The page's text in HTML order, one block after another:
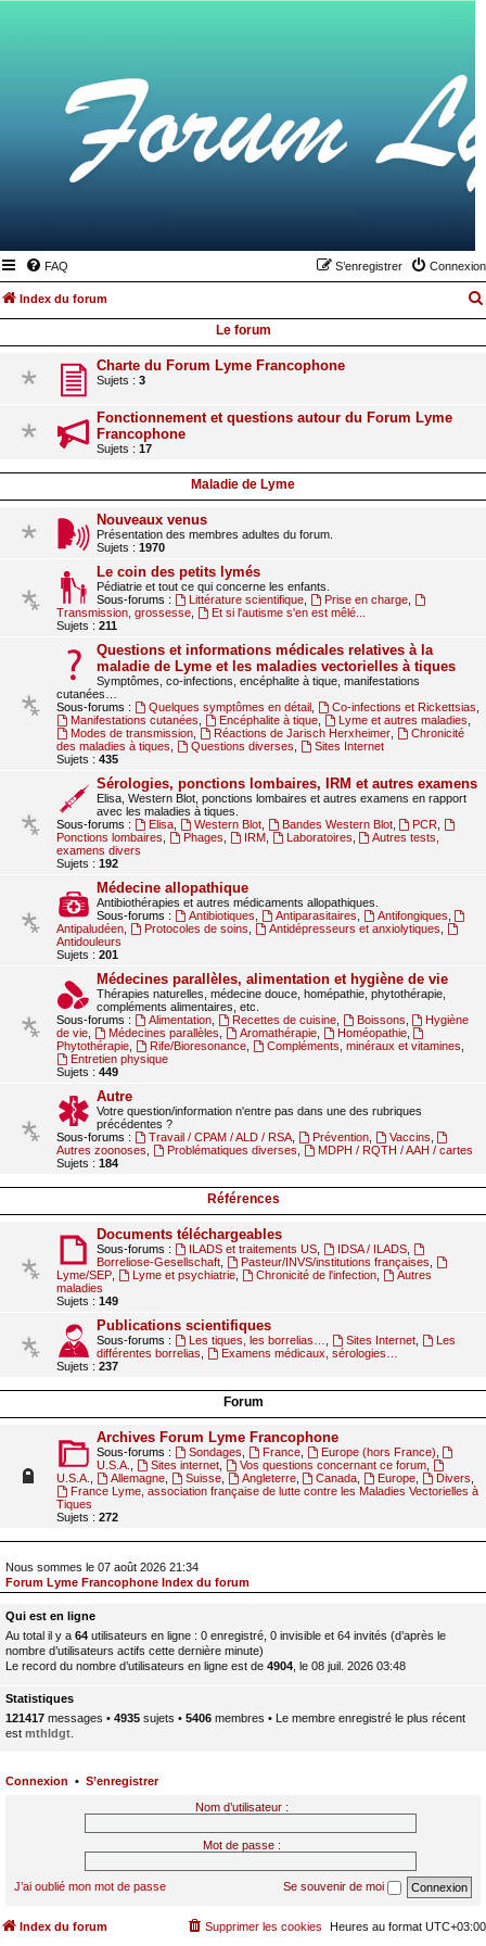
FAQ Connexion
S’enregistrer
Index du forum
Le forum
Charte du Forum Lyme Francophone
Sujets : 3
Fonctionnement et questions autour du Forum Lyme
Francophone
Sujets : 17
Maladie de Lyme
Nouveaux venus
Présentation des membres adultes du forum.
Sujets : 1970
Le coin des petits lymés
Pédiatrie et tout ce qui concerne les enfants.
Sous-forums :
Littérature scientifique, Prise en charge,
Transmission, grossesse
Et si l'autisme s'en est mêlé...
Sujets : 211
Questions et informations médicales relatives à la
maladie de Lyme et les maladies vectorielles à tiques
Symptômes, co-infections, encéphalite à tique, manifestations
cutanées…
Sous-forums :
Quelques symptômes en détail, Co-infections et Rickettsias
Manifestations cutanées
Encéphalite à tique, Lyme et autres maladies
Modes de transmission, Réactions de Jarisch Herxheimer,
Chronicité
des maladies à tiques
Questions diverses
Sites Internet
Sujets : 435
Sérologies, ponctions lombaires, IRM et autres examens
Elisa, Western Blot, ponctions lombaires et autres examens en rapport
avec les maladies à tiques.
Sous-forums :
Elisa, Western Blot, Bandes Western Blot, PCR
Ponctions lombaires
Phages IRM, Laboratoires
Autres tests,
examens divers
Sujets : 192
Médecine allopathique
Antibiothérapies et autres médicaments allopathiques.
Sous-forums :
Antibiotiques Antiparasitaires Antifongiques
Antipaludéen
Protocoles de soins Antidépresseurs et anxiolytiques
Antidouleurs
Sujets : 201
Médecines parallèles, alimentation et hygiène de vie
Thérapies naturelles, médecine douce, homépathie, phytothérapie,
compléments alimentaires, etc.
Sous-forums :
Alimentation, Recettes de cuisine, Boissons
Hygiène
de vie
Médecines parallèles Aromathérapie, Homéopathie,
Phytothérapie
Rife/Bioresonance, Compléments, minéraux et vitamines
Entretien physique
Sujets : 449
Autre
Votre question/information n'entre pas dans une des rubriques
précédentes ?
Sous-forums :
Travail / CPAM / ALD / RSA, Prévention, Vaccins
Autres zoonoses
Problématiques diverses
MDPH / RQTH / AAH / cartes
Sujets : 184
Références
Documents téléchargeables
Sous-forums : ILADS et traitements US, IDSA / ILADS,
Borreliose-Gesellschaft
Pasteur/INVS/institutions françaises
Lyme/SEP
Lyme et psychiatrie, Chronicité de l'infection,
Autres
maladies
Sujets : 149
Publications scientifiques
Sous-forums : Les tiques, les borrelias… Sites Internet,
Les
différentes borrelias
Examens médicaux, sérologies…
Sujets : 237
Forum
Archives Forum Lyme Francophone
Sous-forums : Sondages France, Europe (hors France)
U.S.A.
Sites internet, Vos questions concernant ce forum,
U.S.A.
Allemagne, Suisse, Angleterre, Canada Europe Divers
France Lyme, association française de lutte contre les Maladies Vectorielles à
Tiques
Sujets : 272
Nous sommes le 07 août 2026 21:34
Forum Lyme Francophone Index du forum
Qui est en ligne
Au total il y a 64 utilisateurs en ligne : 0 enregistré, 0 invisible et 64 invités (d’après le
nombre d’utilisateurs actifs cette dernière minute)
Le record du nombre d’utilisateurs en ligne est de 4904 , le 08 juil. 2026 03:48
Statistiques
121417 messages • 4935 sujets • 5406 membres • Le membre enregistré le plus récent
est mthldgt
Connexion • S’enregistrer
Nom d’utilisateur :
Mot de passe :
J’ai oublié mon mot de passe Se souvenir de moi
Index du forum Heures au format UTC+03:00
Supprimer les cookies